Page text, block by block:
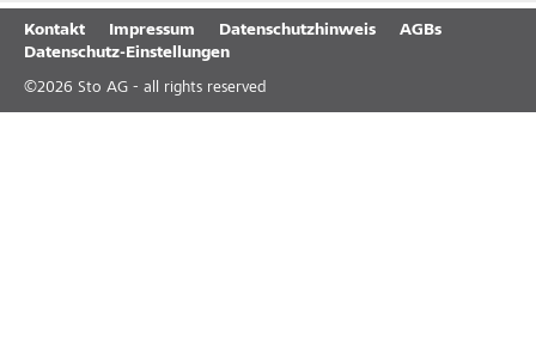
Kontakt Impressum Datenschutzhinweis
AGBs
Datenschutz-Einstellungen
©2026 Sto AG - all rights reserved